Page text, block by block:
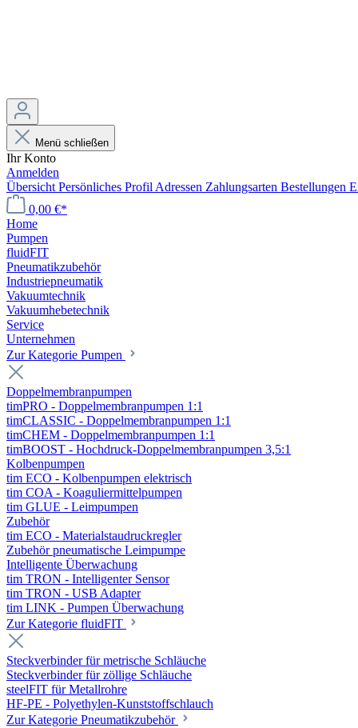
Menü schließen
Ihr Konto
Anmelden
Übersicht Persönliches Profil Adressen Zahlungsarten Bestellungen
0,00 €*
Home
Pumpen
fluidFIT
Pneumatikzubehör
Industriepneumatik
Vakuumtechnik
Vakuumhebetechnik
Service
Unternehmen
Zur Kategorie Pumpen
Doppelmembranpumpen
timPRO - Doppelmembranpumpen 1:1
timCLASSIC - Doppelmembranpumpen 1:1
timCHEM - Doppelmembranpumpen 1:1
timBOOST - Hochdruck-Doppelmembranpumpen 3,5:1
Kolbenpumpen
tim ECO - Kolbenpumpen elektrisch
tim COA - Koaguliermittelpumpen
tim GLUE - Leimpumpen
Zubehör
tim ECO - Materialstaudruckregler
Zubehör pneumatische Leimpumpe
Intelligente Überwachung
tim TRON - Intelligenter Sensor
tim TRON - USB Adapter
tim LINK - Pumpen Überwachung
Zur Kategorie fluidFIT
Steckverbinder für metrische Schläuche
Steckverbinder für zöllige Schläuche
steelFIT für Metallrohre
HF-PE - Polyethylen-Kunststoffschlauch
Zur Kategorie Pneumatikzubehör